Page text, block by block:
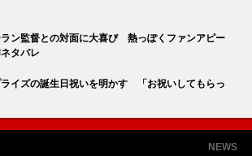
ン監督との対面に大喜び 熱っぽくファンアピー
タバレ
イズの誕生日祝いを明かす 「お祝いしてもらっ
NEWS